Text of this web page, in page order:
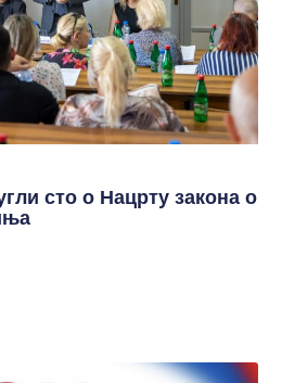
сто о Нацрту закона о